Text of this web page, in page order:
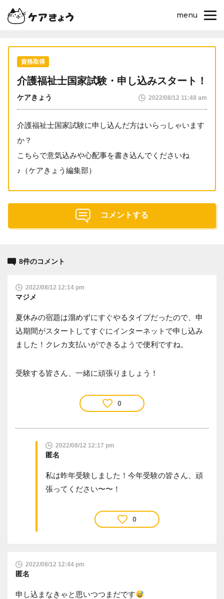
menu
資格取得
介護福祉士国家試験・申し込みスタート！
ケアきょう 2022/08/12 11:48 am
介護福祉士国家試験に申し込んだ方はいらっしゃいます
か？
こちらで意気込みや心配事を書き込んでくださいね
♪（ケアきょう編集部）
コメントする
8件のコメント
2022/08/12 12:14 pm
マジメ
夏休みの宿題は溜めずにすぐやるタイプだったので、申
込期間がスタートしてすぐにインターネットで申し込み
ました！クレカ支払いができるようで便利ですね。
受験する皆さん、一緒に頑張りましょう！
0
2022/08/12 12:17 pm
匿名
私は昨年受験しました！今年受験の皆さん、頑
張ってください〜〜！
0
2022/08/12 12:44 pm
匿名
申し込まなきゃと思いつつまだです